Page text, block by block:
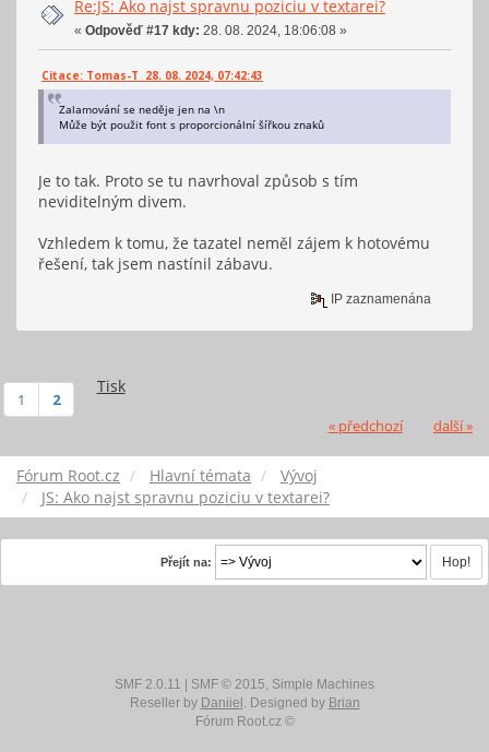
Re:JS: Ako najst spravnu poziciu v textarei?
« Odpověď #17 kdy: 28. 08. 2024, 18:06:08 »
Citace: Tomas-T 28. 08. 2024, 07:42:43
Zalamování se neděje jen na \n
Může být použit font s proporcionální šířkou znaků
Je to tak. Proto se tu navrhoval způsob s tím
neviditelným divem.
Vzhledem k tomu, že tazatel neměl zájem k hotovému
řešení, tak jsem nastínil zábavu.
IP zaznamenána
Tisk
1 2
« předchozí další »
Fórum Root.cz Hlavní témata
Vývoj
JS: Ako najst spravnu poziciu v textarei?
Přejít na:
SMF 2.0.11 SMF © 2015, Simple Machines
Reseller by Daniiel . Designed by Brian
Fórum Root.cz ©